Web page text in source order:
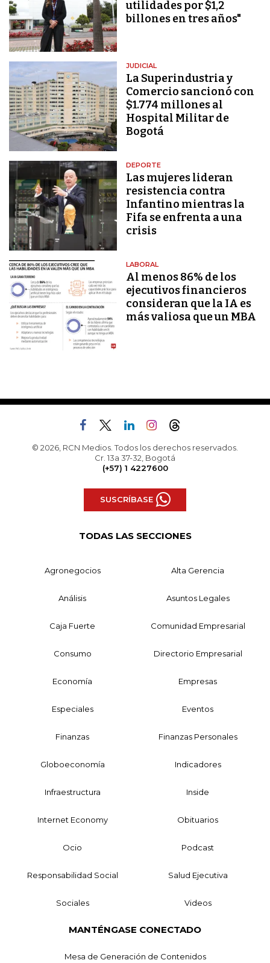
utilidades por $1,2
billones en tres años"
JUDICIAL
La Superindustria y
Comercio sancionó con
$1.774 millones al
Hospital Militar de
Bogotá
DEPORTE
Las mujeres lideran
resistencia contra
Infantino mientras la
Fifa se enfrenta a una
crisis
LABORAL
Al menos 86% de los
ejecutivos financieros
consideran que la IA es
más valiosa que un MBA
© 2026, RCN Medios. Todos los derechos reservados.
Cr. 13a 37-32, Bogotá
(+57) 1 4227600
SUSCRÍBASE
TODAS LAS SECCIONES
Agronegocios Alta Gerencia
Análisis Asuntos Legales
Caja Fuerte Comunidad Empresarial
Consumo Directorio Empresarial
Economía Empresas
Especiales Eventos
Finanzas Finanzas Personales
Globoeconomía Indicadores
Infraestructura Inside
Internet Economy Obituarios
Ocio Podcast
Responsabilidad Social Salud Ejecutiva
Sociales Videos
MANTÉNGASE CONECTADO
Mesa de Generación de Contenidos